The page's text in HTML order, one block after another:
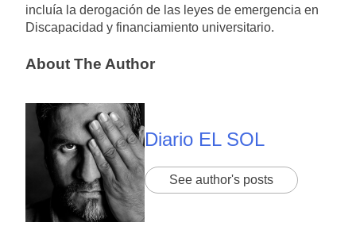
incluía la derogación de las leyes de emergencia en
Discapacidad y financiamiento universitario.
About The Author
Diario EL SOL
See author's posts